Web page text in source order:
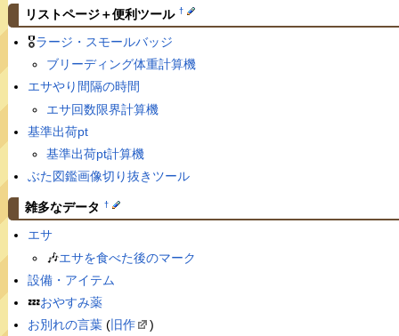
リストページ＋便利ツール †
🎖ラージ・スモールバッジ
ブリーディング体重計算機
エサやり間隔の時間
エサ回数限界計算機
基準出荷pt
基準出荷pt計算機
ぶた図鑑画像切り抜きツール
雑多なデータ †
エサ
🎶エサを食べた後のマーク
設備・アイテム
💤おやすみ薬
お別れの言葉(旧作
)